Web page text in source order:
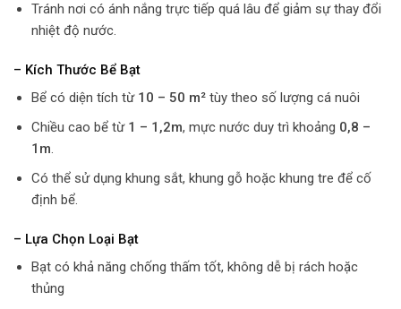
Tránh nơi có ánh nắng trực tiếp quá lâu để giảm sự thay đổi
nhiệt độ nước.
– Kích Thước Bể Bạt
Bể có diện tích từ 10 – 50 m²tùy theo số lượng cá nuôi
Chiều cao bể từ 1 – 1,2m, mực nước duy trì khoảng 0,8 –
1m.
Có thể sử dụng khung sắt, khung gỗ hoặc khung tre để cố
định bể.
– Lựa Chọn Loại Bạt
Bạt có khả năng chống thấm tốt, không dễ bị rách hoặc
thủng